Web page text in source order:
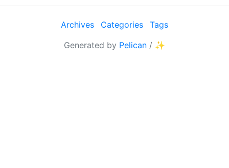
Archives Categories
Tags
Generated by Pelican / ✨